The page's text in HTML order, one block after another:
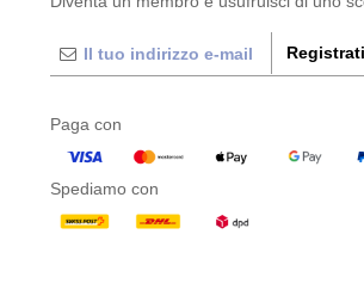
Paga con
Spediamo con